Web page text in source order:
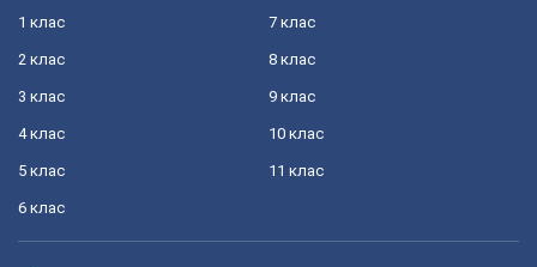
1 клас
2 клас
3 клас
4 клас
5 клас
6 клас
7 клас
8 клас
9 клас
10 клас
11 клас